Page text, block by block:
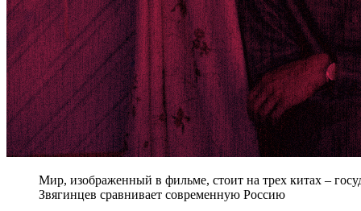
Мир, изображенный в фильме, стоит на трех китах –
Звягинцев сравнивает современную Россию